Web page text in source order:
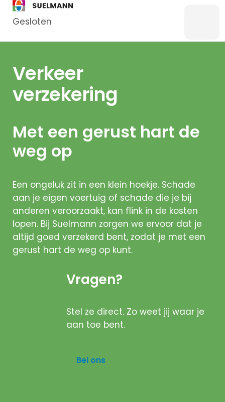
Gesloten
Verkeer
verzekering
Met een gerust hart de
weg op
Een ongeluk zit in een klein hoekje. Schade
aan je eigen voertuig of schade die je bij
anderen veroorzaakt, kan flink in de kosten
lopen. Bij Suelmann zorgen we ervoor dat je
altijd goed verzekerd bent, zodat je met een
gerust hart de weg op kunt.
Vragen?
Stel ze direct. Zo weet jij waar je
aan toe bent.
Bel ons
Kredieten
Particulier
Hypotheken
Hypotheek
oversluiten
Actuele
Annuiteiten